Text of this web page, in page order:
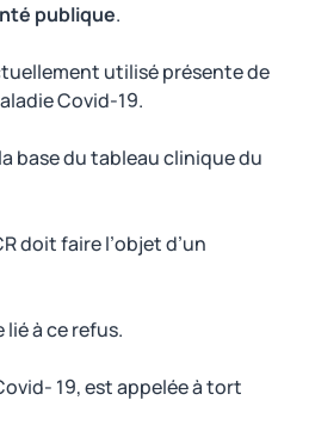
publique.
utilisé présente de
Covid-19.
base du tableau clinique du
doit faire l’objet d’un
à ce refus.
19, est appelée à tort